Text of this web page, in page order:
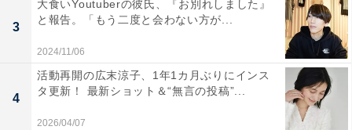
3
大食いYoutuberの彼氏、『お別れしました』
と報告。「もう二度と会わない方が...
2024/11/06
4
活動再開の広末涼子、1年1カ月ぶりにインス
タ更新！ 最新ショット＆“無言の投稿”...
2026/04/07